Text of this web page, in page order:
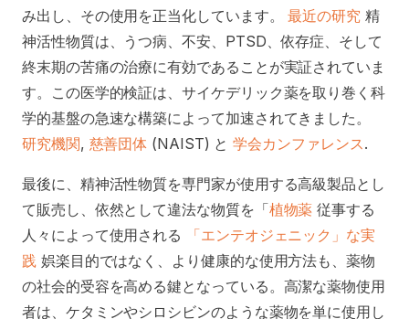
み出し、その使用を正当化しています。最近の研究 精
神活性物質は、うつ病、不安、PTSD、依存症、そして
終末期の苦痛の治療に有効であることが実証されていま
す。この医学的検証は、サイケデリック薬を取り巻く科
学的基盤の急速な構築によって加速されてきました。
研究機関, 慈善団体 (NAIST) と学会カンファレンス.
最後に、精神活性物質を専門家が使用する高級製品とし
て販売し、依然として違法な物質を「植物薬 従事する
人々によって使用される
「エンテオジェニック」な実
践娯楽目的ではなく、より健康的な使用方法も、薬物
の社会的受容を高める鍵となっている。高潔な薬物使用
者は、ケタミンやシロシビンのような薬物を単に使用し